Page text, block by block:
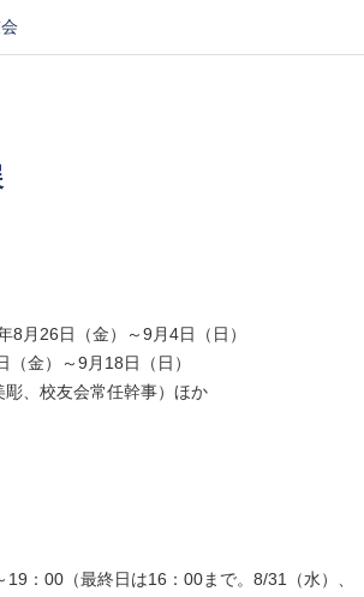
8月26日（金）～9月4日（日）
金）～9月18日（日）
彫、校友会常任幹事）ほか
19：00（最終日は16：00まで。8/31（水）、